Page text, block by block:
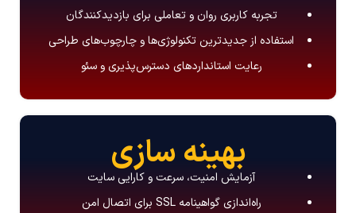
تجربه کاربری روان و تعاملی برای بازدیدکنندگان
استفاده از جدیدترین تکنولوژی‌ها و چارچوب‌های طراحی
رعایت استانداردهای دسترس‌پذیری و سئو
بهینه سازی
آزمایش امنیت، سرعت و کارایی سایت
راه‌اندازی گواهینامه SSL برای اتصال امن